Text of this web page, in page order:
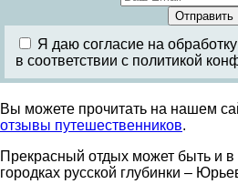
Я даю согласие на
в соответствии с политикой
Вы можете прочитать на нашем
отзывы путешественников.
Прекрасный отдых может быть и
городках русской глубинки –